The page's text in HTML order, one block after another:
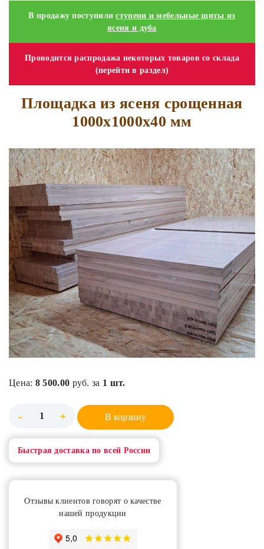
В продажу поступилиступени и мебельные щиты из
ясеня и дуба
Проводится распродажа некоторых товаров со склада
(перейти в раздел)
Площадка из ясеня срощенная
1000х1000х40 мм
Цена: 8 500.00 руб. за 1 шт.
- + В корзину
Быстрая доставка по всей России
Отзывы клиентов говорят о качестве
нашей продукции